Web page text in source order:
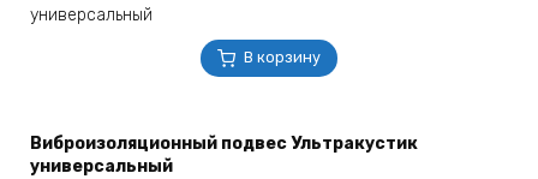
В корзину
Виброизоляционный подвес Ультракустик
универсальный